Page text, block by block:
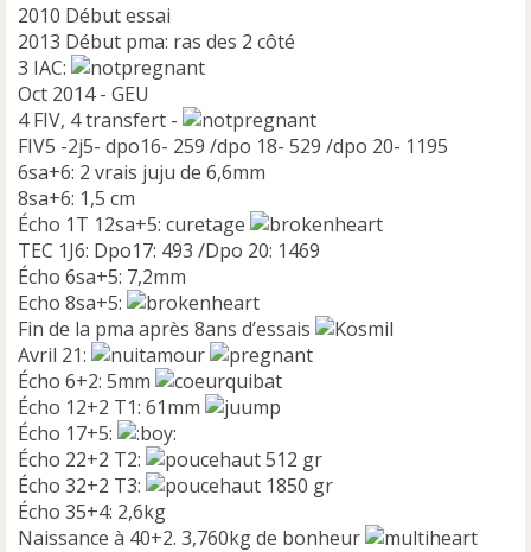
l
u
2010 Début essai
2013 Début pma: ras des 2 côté
3 IAC:
Oct 2014 - GEU
4 FIV, 4 transfert -
FIV5 -2j5- dpo16- 259 /dpo 18- 529 /dpo 20- 1195
6sa+6: 2 vrais juju de 6,6mm
8sa+6: 1,5 cm
Écho 1T 12sa+5: curetage
TEC 1J6: Dpo17: 493 /Dpo 20: 1469
Écho 6sa+5: 7,2mm
Echo 8sa+5:
Fin de la pma après 8ans d’essais
Avril 21:
Écho 6+2: 5mm
Écho 12+2 T1: 61mm
Écho 17+5:
Écho 22+2 T2:
512 gr
Écho 32+2 T3:
1850 gr
Écho 35+4: 2,6kg
Naissance à 40+2. 3,760kg de bonheur